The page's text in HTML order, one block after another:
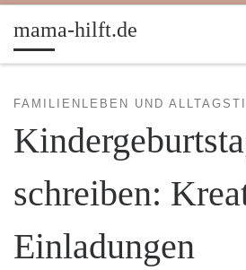
Zum Inhalt springen
mama-hilft.de
FAMILIENLEBEN UND
schreiben:
Einladungen